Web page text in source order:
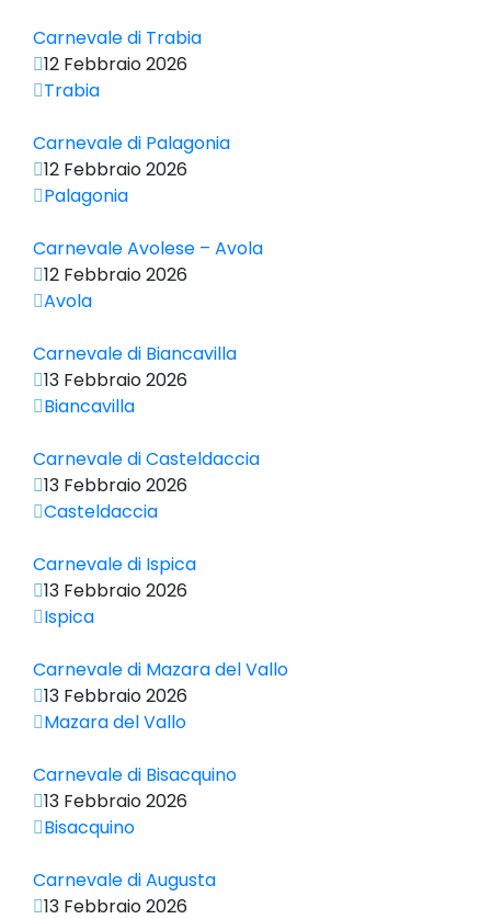
Carnevale di Trabia
12 Febbraio 2026
Trabia
Carnevale di Palagonia
12 Febbraio 2026
Palagonia
Carnevale Avolese – Avola
12 Febbraio 2026
Avola
Carnevale di Biancavilla
13 Febbraio 2026
Biancavilla
Carnevale di Casteldaccia
13 Febbraio 2026
Casteldaccia
Carnevale di Ispica
13 Febbraio 2026
Ispica
Carnevale di Mazara del Vallo
13 Febbraio 2026
Mazara del Vallo
Carnevale di Bisacquino
13 Febbraio 2026
Bisacquino
Carnevale di Augusta
13 Febbraio 2026